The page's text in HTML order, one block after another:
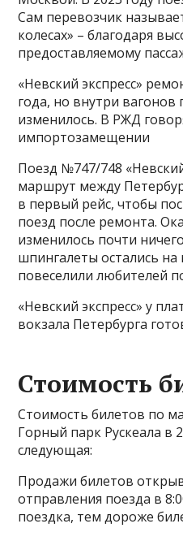
Сам перевозчик
колесах» – благодаря
предоставляемому
«Невский экспресс»
года, но внутри вагонов
изменилось. В РЖД
импортозамещении
Поезд №747/748
маршрут между
в первый рейс, чтобы
поезд после ремонта.
изменилось почти
шпингалеты остались на
повеселили любителей
«Невский экспресс» у
вокзала Петербурга
Стоимость
Стоимость билетов по
Горный парк Рускеала в
следующая:
Продажи билетов
отправления поезда в
поездка, тем дороже